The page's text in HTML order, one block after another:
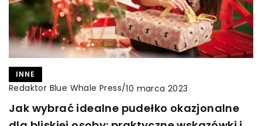
INNE
Redaktor Blue Whale Press/10 marca 2023
Jak wybrać idealne pudełko okazjonalne